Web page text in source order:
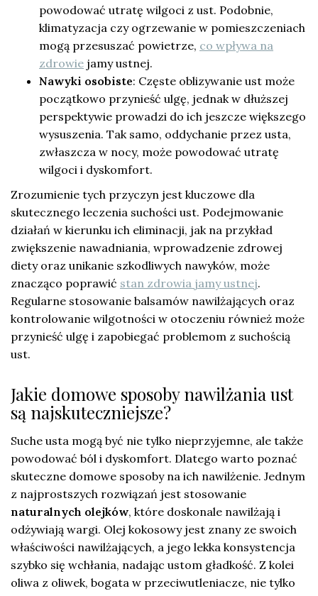
powodować utratę wilgoci z ust. Podobnie,
klimatyzacja czy ogrzewanie w pomieszczeniach
mogą przesuszać powietrze, co wpływa na
zdrowie jamy ustnej.
Nawyki osobiste: Częste oblizywanie ust może
początkowo przynieść ulgę, jednak w dłuższej
perspektywie prowadzi do ich jeszcze większego
wysuszenia. Tak samo, oddychanie przez usta,
zwłaszcza w nocy, może powodować utratę
wilgoci i dyskomfort.
Zrozumienie tych przyczyn jest kluczowe dla
skutecznego leczenia suchości ust. Podejmowanie
działań w kierunku ich eliminacji, jak na przykład
zwiększenie nawadniania, wprowadzenie zdrowej
diety oraz unikanie szkodliwych nawyków, może
znacząco poprawić stan zdrowia jamy ustnej.
Regularne stosowanie balsamów nawilżających oraz
kontrolowanie wilgotności w otoczeniu również może
przynieść ulgę i zapobiegać problemom z suchością
ust.
Jakie domowe sposoby nawilżania ust
są najskuteczniejsze?
Suche usta mogą być nie tylko nieprzyjemne, ale także
powodować ból i dyskomfort. Dlatego warto poznać
skuteczne domowe sposoby na ich nawilżenie. Jednym
z najprostszych rozwiązań jest stosowanie
naturalnych olejków, które doskonale nawilżają i
odżywiają wargi. Olej kokosowy jest znany ze swoich
właściwości nawilżających, a jego lekka konsystencja
szybko się wchłania, nadając ustom gładkość. Z kolei
oliwa z oliwek, bogata w przeciwutleniacze, nie tylko